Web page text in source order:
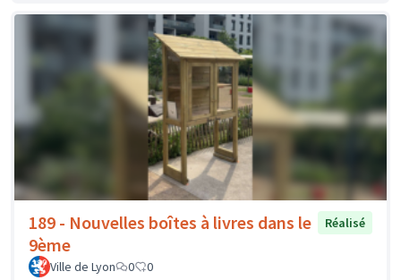
189 - Nouvelles boîtes à livres dans le
9ème
Réalisé
Ville de Lyon 0 0